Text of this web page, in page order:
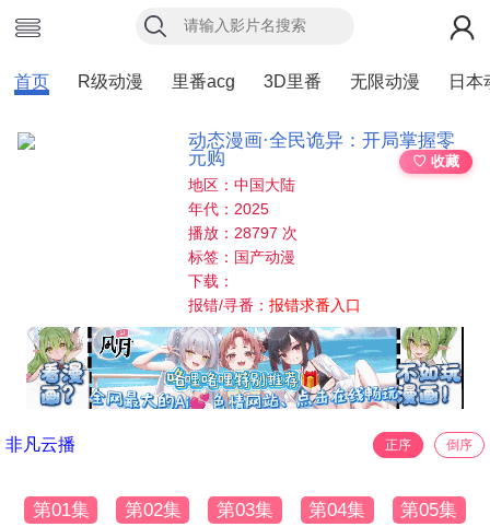
首页 R级动漫 里番acg 3D里番 无限动漫 日本
动态漫画·全民诡异：开局掌握零
元购
♡ 收藏
地区：中国大陆
年代：2025
播放：28797 次
标签：国产动漫
下载：
报错/寻番：报错求番入口
非凡云播 正序 倒序
第01集 第02集 第03集 第04集 第05集